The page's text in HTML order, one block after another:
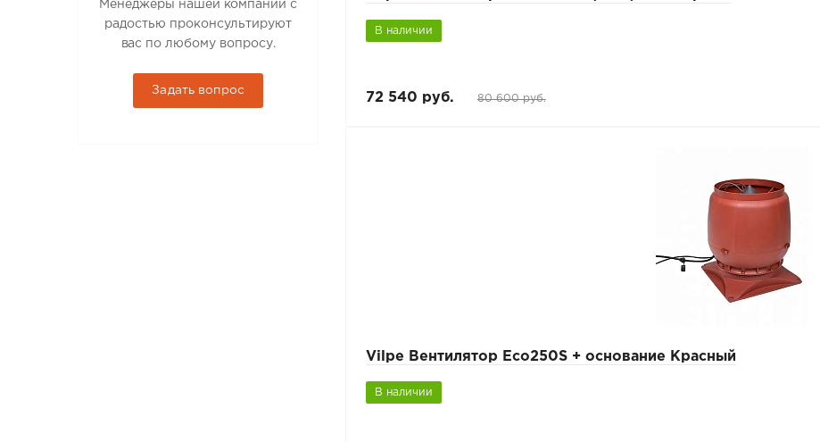
Менеджеры нашей компании с
радостью проконсультируют
вас по любому вопросу.
Задать вопрос
В наличии
72 540 руб. 80 600 руб.
Vilpe Вентилятор Eco250S + основание Красный
В наличии